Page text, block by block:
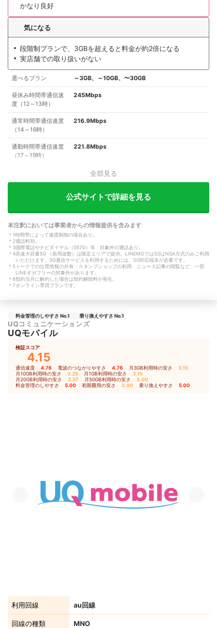
かなり良好
気になる
段階制プランで、3GBを超えると料金が約2倍になる
実店舗での取り扱いがない
選べるプラン ～3GB、～10GB、〜30GB
昼休み時間帯通信速
度（12～13時）
245Mbps
通常時間帯通信速度
（14～16時）
216.9Mbps
通勤時間帯通信速度
（17～19時）
221.8Mbps
全部見る
公式サイトで詳細を見る
本注釈においては事業者からの情報提供を含みます
＊ 1時間帯によって速度制御の場合あり。
＊ 2通話料別。
＊ 3国際電話やナビダイヤル（0570）等、対象外の通話あり。
＊ 4高速大容量5G （新周波数）は限定エリアで提供。LINEMOでは5GはNSA方式のみご利用
いただけます。5G通信サービスを利用するためには、5G対応端末が必要です。
＊ 5 トークでの位置情報の共有・スタンプショップの利用、ニュース記事の閲覧など、一部
LINEギガフリーの対象外があります。
＊ 6契約当月に解約した場合は契約解除料が発生。
＊ 7オンライン専用プランです。
料金管理のしやすさ No.1 乗り換えやすさ No.1
UQコミュニケーションズ
UQモバイル
検証スコア
4.15
通信速度 4.76 電波のつながりやすさ 4.76 月3GB利用時の安さ 3.15
月10GB利用時の安さ 3.25 月1GB利用時の安さ 3.15
月20GB利用時の安さ 3.57 月50GB利用時の安さ 3.00
料金管理のしやすさ 5.00 初期費用の安さ 3.00 乗り換えやすさ 5.00
利用回線 au回線
回線の種類 MNO